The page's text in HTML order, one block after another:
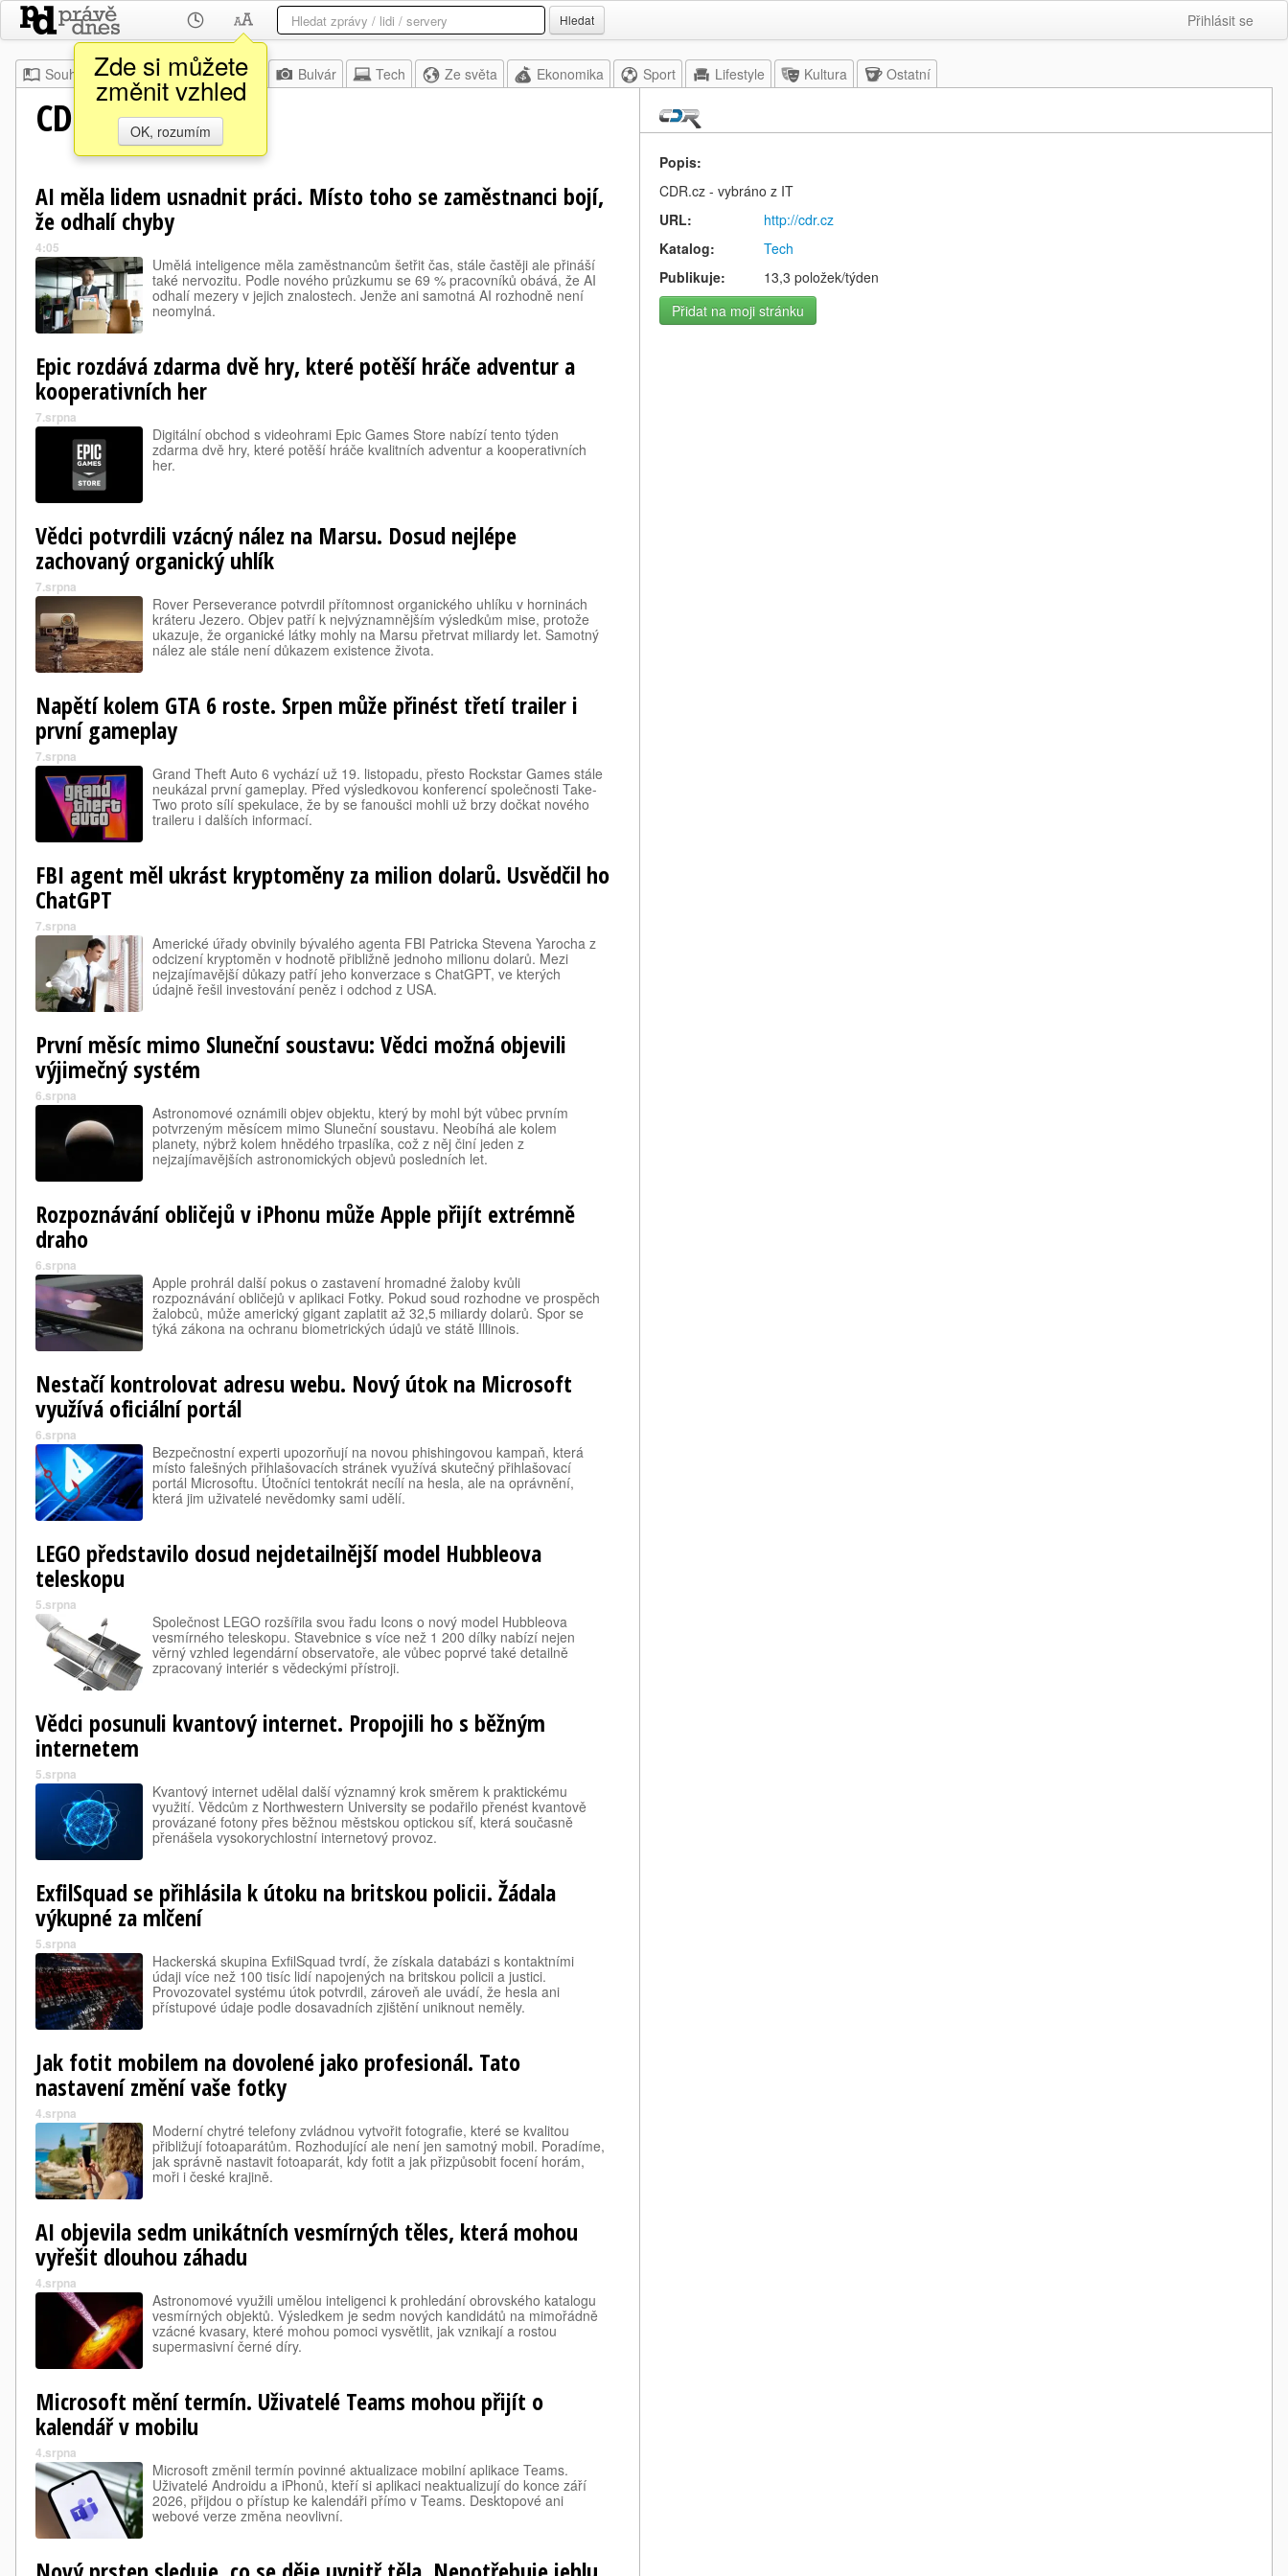
Zde si můžete
změnit vzhled
OK, rozumím
Hledat Přihlásit se
Souhrn Moje Z domova Bulvár Tech Ze světa Ekonomika Sport Lifestyle Kultura Ostatní
CDR
Popis:
CDR.cz - vybráno z IT
URL:
http://cdr.cz
Katalog:
Tech
Publikuje:
13,3 položek/týden
Přidat na moji stránku
AI měla lidem usnadnit práci. Místo toho se zaměstnanci bojí,
že odhalí chyby
4:05
Umělá inteligence měla zaměstnancům šetřit čas, stále častěji ale přináší
také nervozitu. Podle nového průzkumu se 69 % pracovníků obává, že AI
odhalí mezery v jejich znalostech. Jenže ani samotná AI rozhodně není
neomylná.
Epic rozdává zdarma dvě hry, které potěší hráče adventur a
kooperativních her
7.srpna
Digitální obchod s videohrami Epic Games Store nabízí tento týden
zdarma dvě hry, které potěší hráče kvalitních adventur a kooperativních
her.
Vědci potvrdili vzácný nález na Marsu. Dosud nejlépe
zachovaný organický uhlík
7.srpna
Rover Perseverance potvrdil přítomnost organického uhlíku v horninách
kráteru Jezero. Objev patří k nejvýznamnějším výsledkům mise, protože
ukazuje, že organické látky mohly na Marsu přetrvat miliardy let. Samotný
nález ale stále není důkazem existence života.
Napětí kolem GTA 6 roste. Srpen může přinést třetí trailer i
první gameplay
7.srpna
Grand Theft Auto 6 vychází už 19. listopadu, přesto Rockstar Games stále
neukázal první gameplay. Před výsledkovou konferencí společnosti Take-
Two proto sílí spekulace, že by se fanoušci mohli už brzy dočkat nového
traileru i dalších informací.
FBI agent měl ukrást kryptoměny za milion dolarů. Usvědčil ho
ChatGPT
7.srpna
Americké úřady obvinily bývalého agenta FBI Patricka Stevena Yarocha z
odcizení kryptoměn v hodnotě přibližně jednoho milionu dolarů. Mezi
nejzajímavější důkazy patří jeho konverzace s ChatGPT, ve kterých
údajně řešil investování peněz i odchod z USA.
První měsíc mimo Sluneční soustavu: Vědci možná objevili
výjimečný systém
6.srpna
Astronomové oznámili objev objektu, který by mohl být vůbec prvním
potvrzeným měsícem mimo Sluneční soustavu. Neobíhá ale kolem
planety, nýbrž kolem hnědého trpaslíka, což z něj činí jeden z
nejzajímavějších astronomických objevů posledních let.
Rozpoznávání obličejů v iPhonu může Apple přijít extrémně
draho
6.srpna
Apple prohrál další pokus o zastavení hromadné žaloby kvůli
rozpoznávání obličejů v aplikaci Fotky. Pokud soud rozhodne ve prospěch
žalobců, může americký gigant zaplatit až 32,5 miliardy dolarů. Spor se
týká zákona na ochranu biometrických údajů ve státě Illinois.
Nestačí kontrolovat adresu webu. Nový útok na Microsoft
využívá oficiální portál
6.srpna
Bezpečnostní experti upozorňují na novou phishingovou kampaň, která
místo falešných přihlašovacích stránek využívá skutečný přihlašovací
portál Microsoftu. Útočníci tentokrát necílí na hesla, ale na oprávnění,
která jim uživatelé nevědomky sami udělí.
LEGO představilo dosud nejdetailnější model Hubbleova
teleskopu
5.srpna
Společnost LEGO rozšířila svou řadu Icons o nový model Hubbleova
vesmírného teleskopu. Stavebnice s více než 1 200 dílky nabízí nejen
věrný vzhled legendární observatoře, ale vůbec poprvé také detailně
zpracovaný interiér s vědeckými přístroji.
Vědci posunuli kvantový internet. Propojili ho s běžným
internetem
5.srpna
Kvantový internet udělal další významný krok směrem k praktickému
využití. Vědcům z Northwestern University se podařilo přenést kvantově
provázané fotony přes běžnou městskou optickou síť, která současně
přenášela vysokorychlostní internetový provoz.
ExfilSquad se přihlásila k útoku na britskou policii. Žádala
výkupné za mlčení
5.srpna
Hackerská skupina ExfilSquad tvrdí, že získala databázi s kontaktními
údaji více než 100 tisíc lidí napojených na britskou policii a justici.
Provozovatel systému útok potvrdil, zároveň ale uvádí, že hesla ani
přístupové údaje podle dosavadních zjištění uniknout neměly.
Jak fotit mobilem na dovolené jako profesionál. Tato
nastavení změní vaše fotky
4.srpna
Moderní chytré telefony zvládnou vytvořit fotografie, které se kvalitou
přibližují fotoaparátům. Rozhodující ale není jen samotný mobil. Poradíme,
jak správně nastavit fotoaparát, kdy fotit a jak přizpůsobit focení horám,
moři i české krajině.
AI objevila sedm unikátních vesmírných těles, která mohou
vyřešit dlouhou záhadu
4.srpna
Astronomové využili umělou inteligenci k prohledání obrovského katalogu
vesmírných objektů. Výsledkem je sedm nových kandidátů na mimořádně
vzácné kvasary, které mohou pomoci vysvětlit, jak vznikají a rostou
supermasivní černé díry.
Microsoft mění termín. Uživatelé Teams mohou přijít o
kalendář v mobilu
4.srpna
Microsoft změnil termín povinné aktualizace mobilní aplikace Teams.
Uživatelé Androidu a iPhonů, kteří si aplikaci neaktualizují do konce září
2026, přijdou o přístup ke kalendáři přímo v Teams. Desktopové ani
webové verze změna neovlivní.